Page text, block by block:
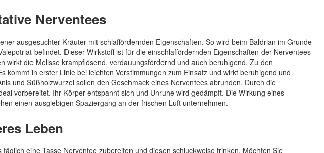
Nerventees
ausgesuchter Kräuter mit schlaffördernden Eigenschaften. So wird beim Baldrian im Grunde
befindet. Dieser Wirkstoff ist für die einschlaffördernden Eigenschaften der Nerventees
wirkt die Melisse krampflösend, verdauungsfördernd und auch beruhigend. Zu den
kommt in erster Linie bei leichten Verstimmungen zum Einsatz und wirkt beruhigend und
und Süßholzwurzel sollen den Geschmack eines Nerventees abrunden. Durch die
vorbereitet. Ihr Körper entspannt sich und Unruhe wird gedämpft. Die Wirkung eines
einen ausgiebigen Spaziergang an der frischen Luft unternehmen.
Leben
eine Tasse Nerventee zubereiten und diesen schluckweise trinken. Möchten Sie